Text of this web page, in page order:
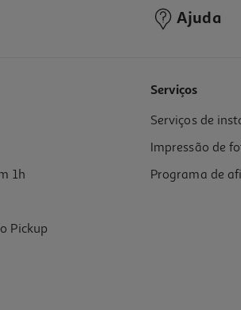
Ajuda
1h
Pickup
Serviços
Serviços de
Impressão de
Programa de